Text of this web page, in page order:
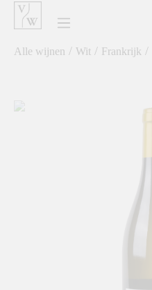
Alle wijnen / Wit / Frankrijk /